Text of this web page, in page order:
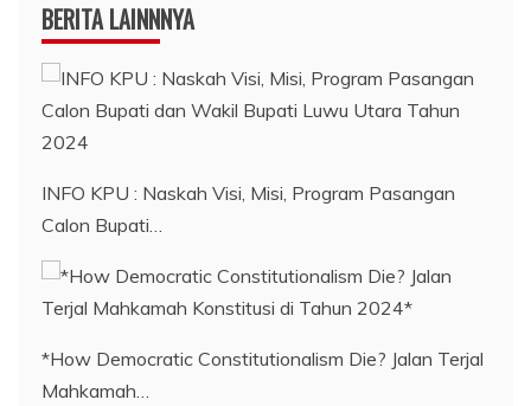
BERITA LAINNNYA
INFO KPU : Naskah Visi, Misi, Program Pasangan
Calon Bupati…
*How Democratic Constitutionalism Die? Jalan Terjal
Mahkamah…